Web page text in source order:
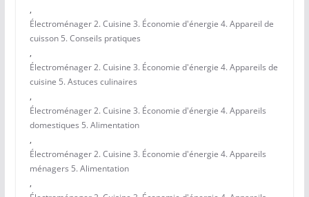
,
Électroménager 2. Cuisine 3. Économie d'énergie 4. Appareil de
cuisson 5. Conseils pratiques
,
Électroménager 2. Cuisine 3. Économie d'énergie 4. Appareils de
cuisine 5. Astuces culinaires
,
Électroménager 2. Cuisine 3. Économie d'énergie 4. Appareils
domestiques 5. Alimentation
,
Électroménager 2. Cuisine 3. Économie d'énergie 4. Appareils
ménagers 5. Alimentation
,